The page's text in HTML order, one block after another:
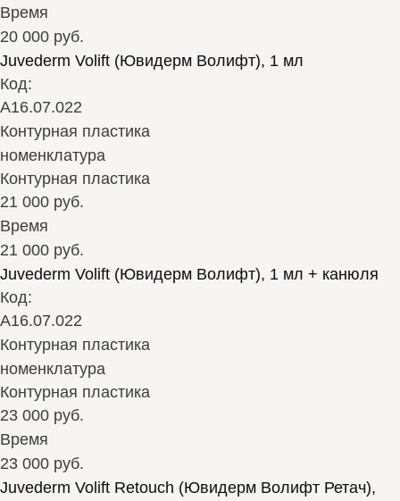
Время
20 000 руб.
Juvederm Volift (Ювидерм Волифт), 1 мл
Код:
А16.07.022
Контурная пластика
номенклатура
Контурная пластика
21 000 руб.
Время
21 000 руб.
Juvederm Volift (Ювидерм Волифт), 1 мл + канюля
Код:
А16.07.022
Контурная пластика
номенклатура
Контурная пластика
23 000 руб.
Время
23 000 руб.
Juvederm Volift Retouch (Ювидерм Волифт Ретач),